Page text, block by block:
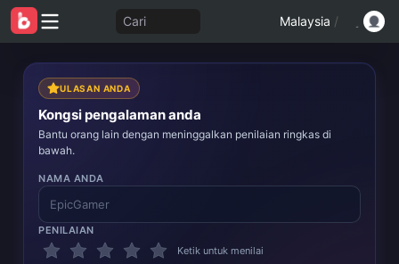
Cari Malaysia /
ULASAN ANDA
Kongsi pengalaman anda
Bantu orang lain dengan meninggalkan penilaian ringkas di
bawah.
NAMA ANDA
PENILAIAN
Ketik untuk menilai